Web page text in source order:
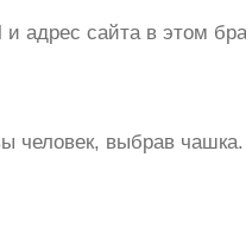
адрес сайта в этом
человек, выбравчашка.